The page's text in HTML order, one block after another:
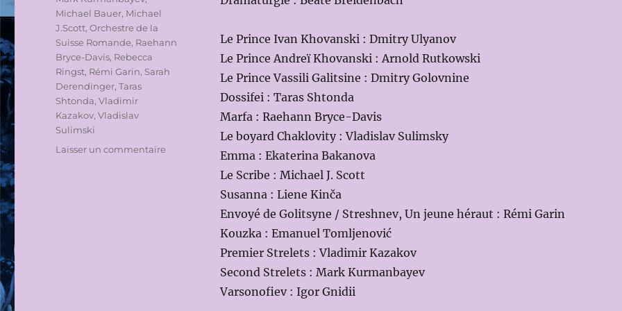
Le Prince Ivan Khovanski : Dmitry Ulyanov
Le Prince Andreï Khovanski : Arnold Rutkowski
Le Prince Vassili Galitsine : Dmitry Golovnine
Dossifei : Taras Shtonda
Marfa : Raehann Bryce-Davis
Le boyard Chaklovity : Vladislav Sulimsky
Emma : Ekaterina Bakanova
Le Scribe : Michael J. Scott
Susanna : Liene Kinča
Envoyé de Golitsyne / Streshnev, Un jeune héraut : Rémi Garin
Kouzka : Emanuel Tomljenović
Premier Strelets : Vladimir Kazakov
Second Strelets : Mark Kurmanbayev
Varsonofiev : Igor Gnidii
Michael Bauer, Michael
J.Scott,Orchestre de la
Suisse Romande, Raehann
Bryce-Davis, Rebecca
Ringst, Rémi Garin, Sarah
Derendinger,Taras
Shtonda,Vladimir
Kazakov,Vladislav
Sulimski
Laisser un commentairesur
KHOVANTCHINA
PRODUCTION